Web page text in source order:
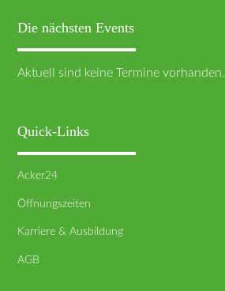
Die nächsten Events
Aktuell sind keine Termine vorhanden.
Quick-Links
Acker24
Öffnungszeiten
Karriere & Ausbildung
AGB